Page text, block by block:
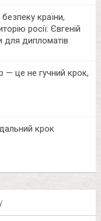
країни,
росії: Євгеній
для дипломатів
— це не гучний крок,
крок